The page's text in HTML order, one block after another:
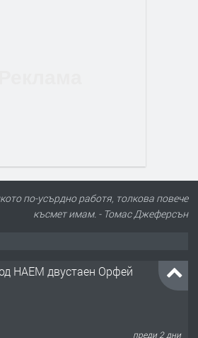
по-усърдно работя, толкова повече
късмет имам. - Томас Джеферсън
НАЕМ двустаен Орфей
преди 2 дни